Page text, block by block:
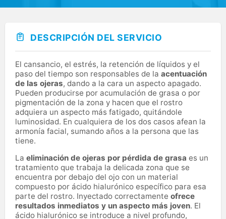
continuamente la calidad de los procesos y servicios al
cliente. En Policlínica La Real ofrecemos una asistencia
médica personalizada y de calidad, con tratamientos
que miman y se preocupan por tu salud y tu estética.
DESCRIPCIÓN DEL SERVICIO
El cansancio, el estrés, la retención de líquidos y el
paso del tiempo son responsables de la acentuación
de las ojeras, dando a la cara un aspecto apagado.
Pueden producirse por acumulación de grasa o por
pigmentación de la zona y hacen que el rostro
adquiera un aspecto más fatigado, quitándole
luminosidad. En cualquiera de los dos casos afean la
armonía facial, sumando años a la persona que las
tiene.
La eliminación de ojeras por pérdida de grasa es un
tratamiento que trabaja la delicada zona que se
encuentra por debajo del ojo con un material
compuesto por ácido hialurónico específico para esa
parte del rostro. Inyectado correctamente ofrece
resultados inmediatos y un aspecto más joven. El
ácido hialurónico se introduce a nivel profundo,